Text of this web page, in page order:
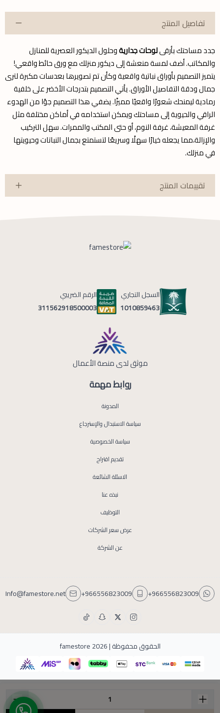
تفاصيل المنتج
جدد مساحتك بأرقىلوحات جداريةوحلول الديكور العصرية للمنازل
والمكاتب. أضف لمسة منعشة إلى ديكور منزلك مع ورق حائط واقعي!
يتميز التصميم بأوراق نباتية واقعية وكأن تم تصويرها بعدسات مكبرة لترى
جمال ودقة التفاصيل الأوراق. يأتي التصميم بتدرجات الأخضر على خلفية
رمادية ليمنحك شعورًا واقعيًا مميزًا. يضفي هذا التصميم جوًا من الهدوء
الراقي والحيوية إلى مساحتك ويمكن استخدامه في أماكن مختلفة مثل
غرفة المعيشة، غرفة النوم، أو حتى المكتب والممرات. سهل التركيب
والإزالة،مما يجعله خيارًا سهلًا وسريعًا لتستمتع بجمال النباتات وحيويتها
في منزلك.
تقييمات المنتج
روابط مهمة
المدونة
سياسة الاستبدال والإسترجاع
سياسة الخصوصية
تقديم اقتراح
الاسئلة الشائعة
نبذه عنا
التوظيف
عرض سعر الشركات
عن الشركة
السجل التجاري
1010859463
الرقم الضريبي
311562918500003
موثق لدى منصة الأعمال
+966556823009
+966556823009
Info@famestore.net
الحقوق محفوظة | 2026 famestore